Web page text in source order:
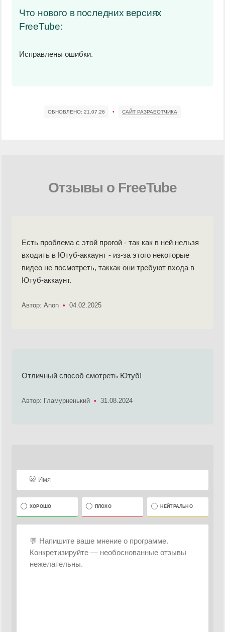
Что нового в последних версиях
FreeTube:
Исправлены ошибки.
ОБНОВЛЕНО: 21.07.26 • САЙТ РАЗРАБОТЧИКА
Отзывы о FreeTube
Есть проблема с этой прогой - так как в ней нельзя
входить в Ютуб-аккаунт - из-за этого некоторые
видео не посмотреть, таккак они требуют входа в
Ютуб-аккаунт.
Автор: Anon • 04.02.2025
Отличный способ смотреть Ютуб!
Автор: Гламурненький • 31.08.2024
ХОРОШО ПЛОХО НЕЙТРАЛЬНО